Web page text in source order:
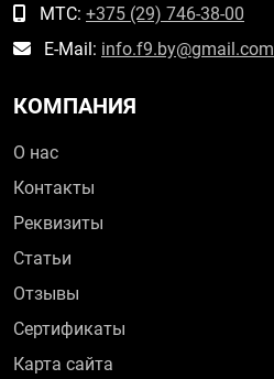
МТС: +375 (29) 746-38-00
E-Mail: info.f9.by@gmail.com
КОМПАНИЯ
О нас
Контакты
Реквизиты
Статьи
Отзывы
Сертификаты
Карта сайта